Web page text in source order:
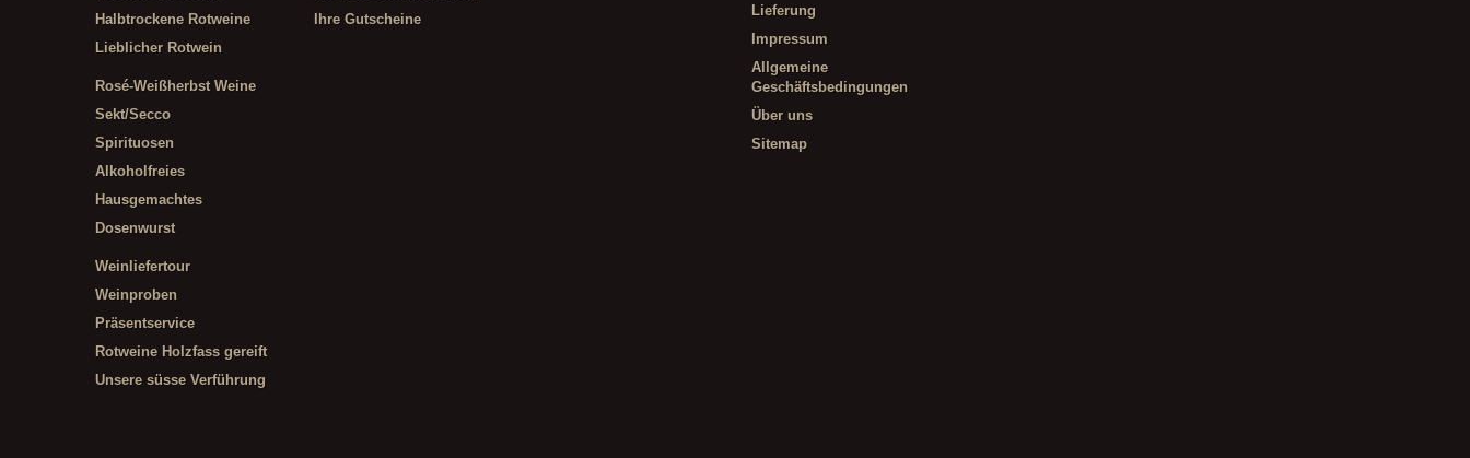
Halbtrockene Rotweine
Lieblicher Rotwein
Rosé-Weißherbst Weine
Sekt/Secco
Spirituosen
Alkoholfreies
Hausgemachtes
Dosenwurst
Weinliefertour
Weinproben
Präsentservice
Rotweine Holzfass gereift
Unsere süsse Verführung
Ihre Gutscheine
Lieferung
Impressum
Allgemeine
Geschäftsbedingungen
Über uns
Sitemap